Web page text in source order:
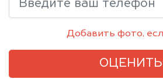
Добавить фото,
ОЦЕНИТЬ